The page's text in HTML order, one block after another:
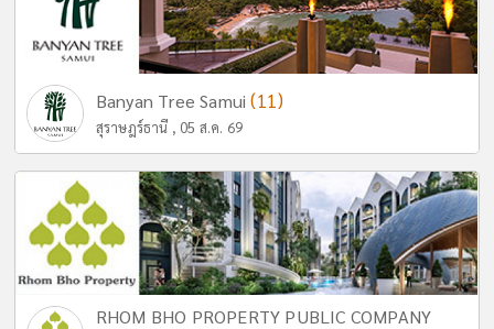
Banyan Tree Samui(11)
สุราษฎร์ธานี , 05 ส.ค. 69
RHOM BHO PROPERTY PUBLIC COMPANY